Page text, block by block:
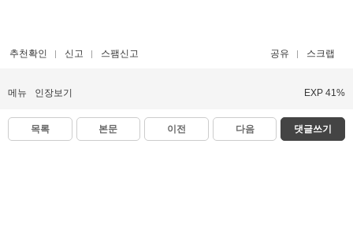
추천확인 신고 스팸신고 공유 스크랩
메뉴 인장보기 EXP 41%
목록 본문 이전 다음 댓글쓰기